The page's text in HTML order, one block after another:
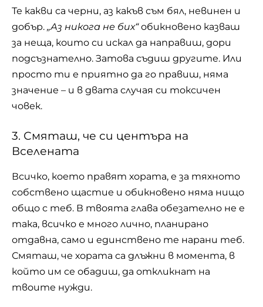
Те какви са черни, аз какъв съм бял, невинен и
добър. „Аз никога не бих“обикновено казваш
за неща, които си искал да направиш, дори
подсъзнателно. Затова съдиш другите. Или
просто ти е приятно да го правиш, няма
значение – и в двата случая си токсичен
човек.
3. Смяташ, че си центъра на
Вселената
Всичко, което правят хората, е за тяхното
собствено щастие и обикновено няма нищо
общо с теб. В твоята глава обезателно не е
така, всичко е много лично, планирано
отдавна, само и единствено те нарани теб.
Смяташ, че хората са длъжни в момента, в
който им се обадиш, да откликнат на
твоите нужди.